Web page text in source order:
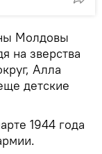
Молдовы
на зверства
Алла
детские
1944 года